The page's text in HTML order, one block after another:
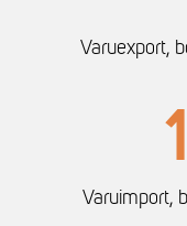
Varuexport,
Varuimport,